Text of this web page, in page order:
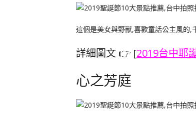
這個是美女與野獸,喜歡童話公主風的,
詳細圖文 👉 [2019台中耶
心之芳庭